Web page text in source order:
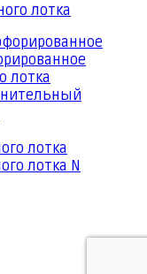
лотка
лотка
лотка
лотка N